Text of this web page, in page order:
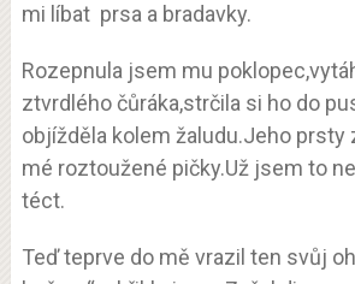
mi líbat prsa a bradavky.
Rozepnula jsem mu
ztvrdlého čůráka,strčila si ho do
objížděla kolem žaludu.Jeho prsty
mé roztoužené pičky.Už jsem to
téct.
Teď teprve do mě vrazil ten svůj